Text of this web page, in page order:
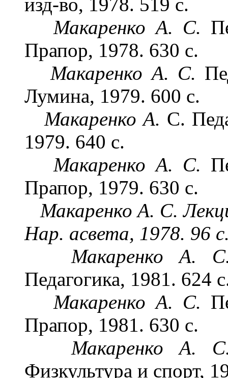
изд-во, 1978. 519 с.
Макаренко А. С.
Прапор, 1978. 630 с.
Макаренко А. С.
Лумина, 1979. 600 с.
Макаренко А. С.
1979. 640 с.
Макаренко А. С.
Прапор, 1979. 630 с.
Макаренко А. С.
Нар. асвета, 1978. 96
Макаренко А.
Педагогика, 1981. 624
Макаренко А. С.
Прапор, 1981. 630 с.
Макаренко А.
Физкультура и спорт,